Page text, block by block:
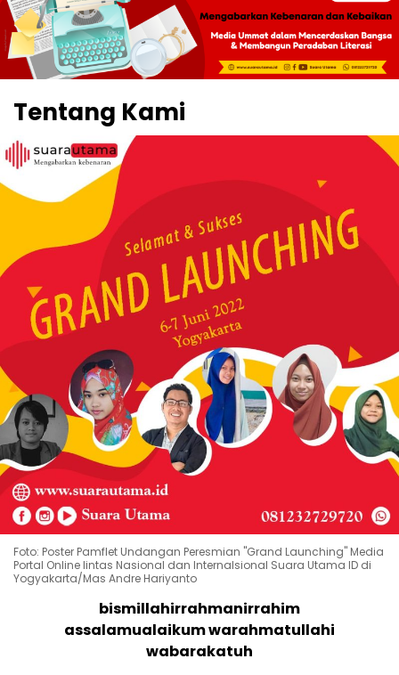
Tentang Kami
Foto: Poster Pamflet Undangan Peresmian "Grand Launching" Media
Portal Online lintas Nasional dan Internalsional Suara Utama ID di
Yogyakarta/Mas Andre Hariyanto
bismillahirrahmanirrahim
assalamualaikum warahmatullahi
wabarakatuh